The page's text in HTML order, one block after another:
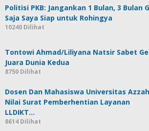
Politisi PKB: Jangankan 1 Bulan, 3 Bulan
Saja Saya Siap untuk Rohingya
10240 Dilihat
Tontowi Ahmad/Liliyana Natsir Sabet
Juara Dunia Kedua
8750 Dilihat
Dosen Dan Mahasiswa Universitas
Nilai Surat Pemberhentian Layanan
LLDIKT…
8614 Dilihat